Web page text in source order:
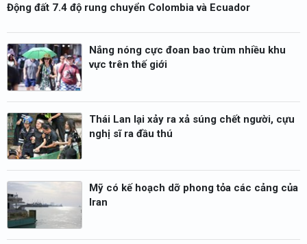
Động đất 7.4 độ rung chuyển Colombia và Ecuador
Nắng nóng cực đoan bao trùm nhiều khu
vực trên thế giới
Thái Lan lại xảy ra xả súng chết người, cựu
nghị sĩ ra đầu thú
Mỹ có kế hoạch dỡ phong tỏa các cảng của
Iran